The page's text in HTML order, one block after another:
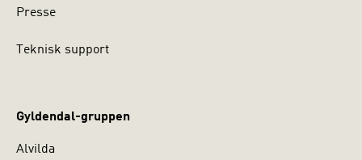
Presse
Teknisk support
Gyldendal-gruppen
Alvilda